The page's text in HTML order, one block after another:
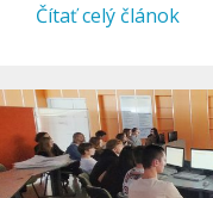
Čítať celý článok